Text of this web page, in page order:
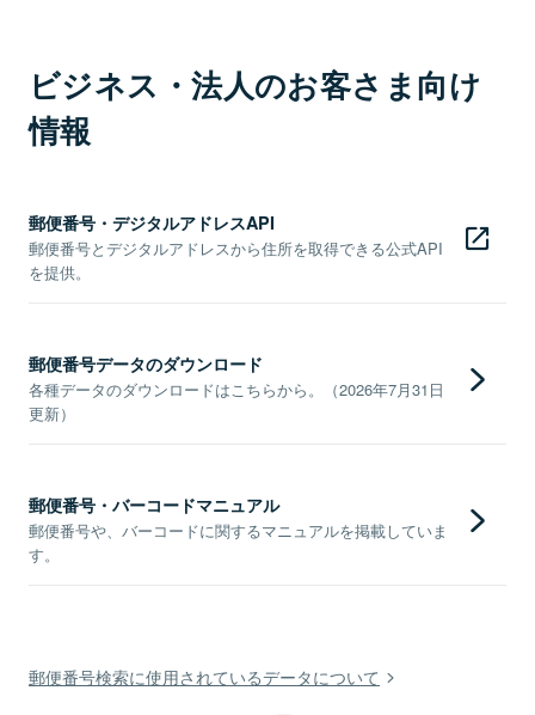
ビジネス・法人のお客さま向け
情報
郵便番号・デジタルアドレスAPI
郵便番号とデジタルアドレスから住所を取得できる公式API
を提供。
郵便番号データのダウンロード
各種データのダウンロードはこちらから。（2026年7月31日
更新）
郵便番号・バーコードマニュアル
郵便番号や、バーコードに関するマニュアルを掲載していま
す。
郵便番号検索に使用されているデータについて